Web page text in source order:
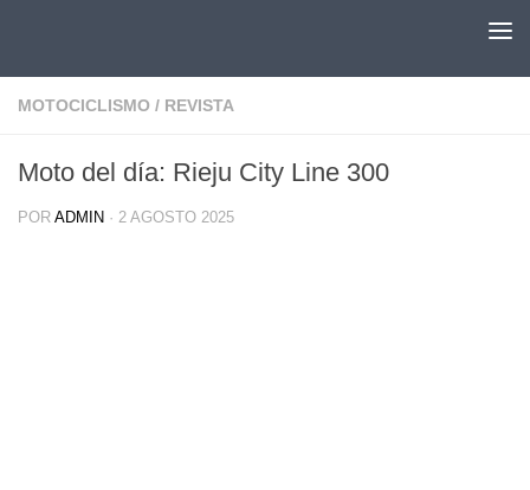
MOTOCICLISMO / REVISTA
Moto del día: Rieju City Line 300
POR ADMIN · 2 AGOSTO 2025